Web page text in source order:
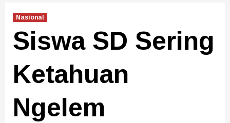
Nasional
Siswa SD Sering
Ketahuan
Ngelem